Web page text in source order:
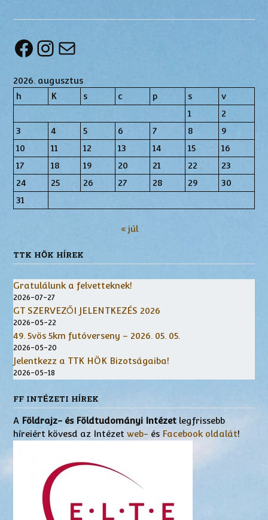
Facebook
Instagram
Mail
2026. augusztus
h
K s c p s
v
1
2
3
4 5 6 7 8
9
10
11 12 13 14 15
16
17
18 19 20 21 22
23
24
25 26 27 28 29
30
31
« júl
TTK HÖK HÍREK
Gratulálunk a felvetteknek!
2026-07-27
GT SZERVEZŐI JELENTKEZÉS 2026
2026-05-22
49. 5vös 5km futóverseny – 2026. 05. 05.
2026-05-20
Jelentkezz a TTK HÖK Bizotságaiba!
2026-05-18
FF INTÉZETI HÍREK
A Földrajz- és Földtudományi Intézet legfrissebb
híreiért kövesd az Intézet web- és Facebook oldalát!